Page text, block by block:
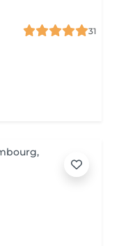
31